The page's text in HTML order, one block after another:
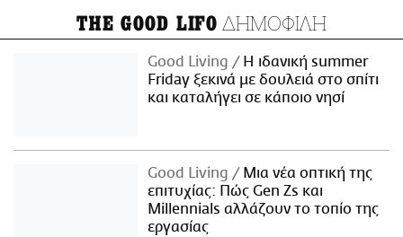
THE GOOD LIFO ΔΗΜΟΦΙΛΗ
Good Living
Η ιδανική summer
Friday ξεκινά με δουλειά στο σπίτι
και καταλήγει σε κάποιο νησί
Good Living
Μια νέα οπτική της
επιτυχίας: Πώς Gen Zs και
Millennials αλλάζουν το τοπίο της
εργασίας